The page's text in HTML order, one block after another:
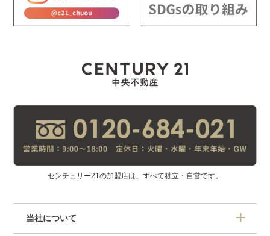
センチュリー21の加盟店は、すべて独立・自営です。
当社について